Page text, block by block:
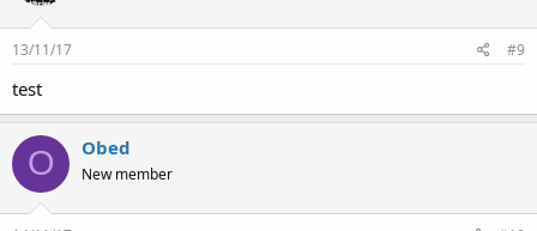
13/11/17 #9
test
O Obed
New member